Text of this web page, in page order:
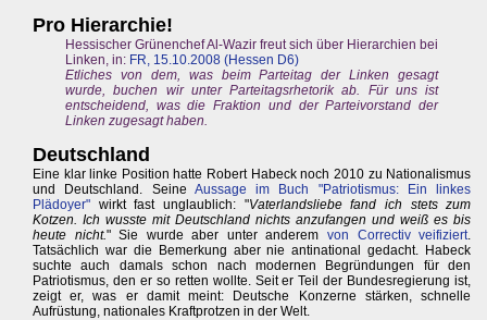
Pro Hierarchie!
Hessischer Grünenchef Al-Wazir freut sich über Hierarchien bei
Linken, in: FR, 15.10.2008 (Hessen D6)
Etliches von dem, was beim Parteitag der Linken gesagt
wurde, buchen wir unter Parteitagsrhetorik ab. Für uns ist
entscheidend, was die Fraktion und der Parteivorstand der
Linken zugesagt haben.
Deutschland
Eine klar linke Position hatte Robert Habeck noch 2010 zu Nationalismus
und Deutschland. Seine Aussage im Buch "Patriotismus: Ein linkes
Plädoyer" wirkt fast unglaublich: "Vaterlandsliebe fand ich stets zum
Kotzen. Ich wusste mit Deutschland nichts anzufangen und weiß es bis
heute nicht." Sie wurde aber unter anderemvon Correctiv veifiziert.
Tatsächlich war die Bemerkung aber nie antinational gedacht. Habeck
suchte auch damals schon nach modernen Begründungen für den
Patriotismus, den er so retten wollte. Seit er Teil der Bundesregierung ist,
zeigt er, was er damit meint: Deutsche Konzerne stärken, schnelle
Aufrüstung, nationales Kraftprotzen in der Welt.